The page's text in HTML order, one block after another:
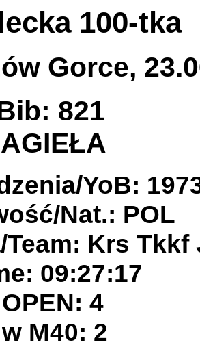
100-tka
Gorce,
821
YoB:
Nat.: POL
Team: Krs
09:27:17
4
M40: 2